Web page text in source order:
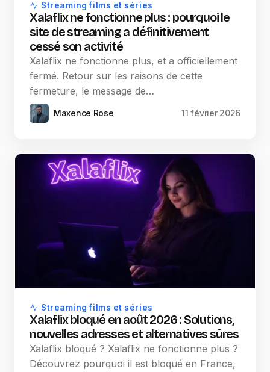
Streaming films et séries
Xalaflix ne fonctionne plus : pourquoi le
site de streaming a définitivement
cessé son activité
Xalaflix ne fonctionne plus, et a officiellement
fermé. Retour sur les raisons de cette
fermeture, le message de…
Maxence Rose 11 février 2026
Streaming films et séries
Xalaflix bloqué en août 2026 : Solutions,
nouvelles adresses et alternatives sûres
Xalaflix bloqué ? Xalaflix ne fonctionne plus ?
Découvrez pourquoi il est bloqué en France,